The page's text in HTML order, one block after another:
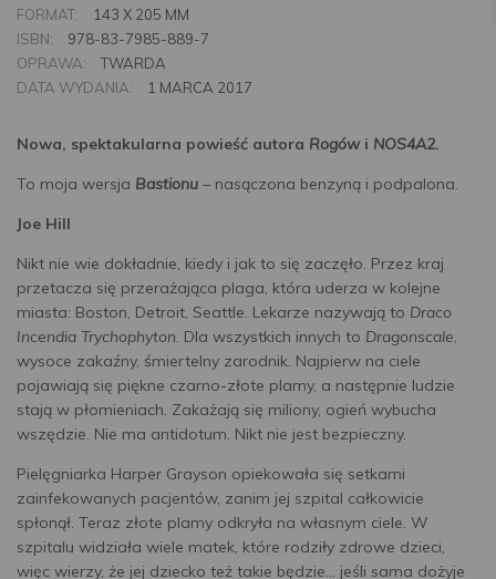
FORMAT:
143 X 205 MM
ISBN:
978-83-7985-889-7
OPRAWA:
TWARDA
DATA WYDANIA:
1 MARCA 2017
Nowa, spektakularna powieść autora Rogówi NOS4A2.
To moja wersja Bastionu – nasączona benzyną i podpalona.
Joe Hill
Nikt nie wie dokładnie, kiedy i jak to się zaczęło. Przez kraj
przetacza się przerażająca plaga, która uderza w kolejne
miasta: Boston, Detroit, Seattle. Lekarze nazywają to Draco
Incendia Trychophyton. Dla wszystkich innych to Dragonscale,
wysoce zakaźny, śmiertelny zarodnik. Najpierw na ciele
pojawiają się piękne czarno-złote plamy, a następnie ludzie
stają w płomieniach. Zakażają się miliony, ogień wybucha
wszędzie. Nie ma antidotum. Nikt nie jest bezpieczny.
Pielęgniarka Harper Grayson opiekowała się setkami
zainfekowanych pacjentów, zanim jej szpital całkowicie
spłonął. Teraz złote plamy odkryła na własnym ciele. W
szpitalu widziała wiele matek, które rodziły zdrowe dzieci,
więc wierzy, że jej dziecko też takie będzie... jeśli sama dożyje